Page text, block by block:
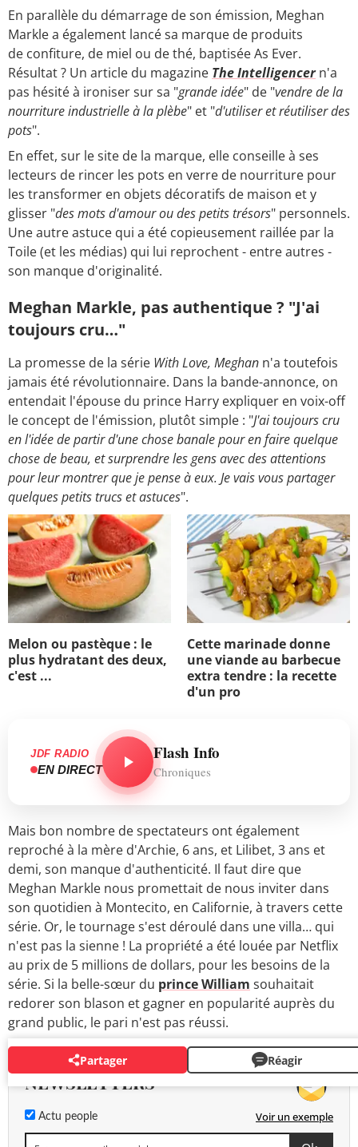
En parallèle du démarrage de son émission, Meghan
Markle a également lancé sa marque de produits
de confiture, de miel ou de thé, baptisée As Ever.
Résultat ? Un article du magazine The Intelligencern'a
pas hésité à ironiser sur sa "grande idée" de "vendre de la
nourriture industrielle à la plèbe" et "d'utiliser et réutiliser des
pots".
En effet, sur le site de la marque, elle conseille à ses
lecteurs de rincer les pots en verre de nourriture pour
les transformer en objets décoratifs de maison et y
glisser "des mots d'amour ou des petits trésors" personnels.
Une autre astuce qui a été copieusement raillée par la
Toile (et les médias) qui lui reprochent - entre autres -
son manque d'originalité.
Meghan Markle, pas authentique ? "J'ai
toujours cru…"
La promesse de la série With Love, Meghan n'a toutefois
jamais été révolutionnaire. Dans la bande-annonce, on
entendait l'épouse du prince Harry expliquer en voix-off
le concept de l'émission, plutôt simple : "J'ai toujours cru
en l'idée de partir d'une chose banale pour en faire quelque
chose de beau, et surprendre les gens avec des attentions
pour leur montrer que je pense à eux. Je vais vous partager
quelques petits trucs et astuces".
Melon ou pastèque : le
plus hydratant des deux,
c'est ...
Cette marinade donne
une viande au barbecue
extra tendre : la recette
d'un pro
JDF RADIO
EN DIRECT
Flash Info
Chroniques
Mais bon nombre de spectateurs ont également
reproché à la mère d'Archie, 6 ans, et Lilibet, 3 ans et
demi, son manque d'authenticité. Il faut dire que
Meghan Markle nous promettait de nous inviter dans
son quotidien à Montecito, en Californie, à travers cette
série. Or, le tournage s'est déroulé dans une villa… qui
n'est pas la sienne ! La propriété a été louée par Netflix
au prix de 5 millions de dollars, pour les besoins de la
série. Si la belle-sœur du prince William souhaitait
redorer son blason et gagner en popularité auprès du
grand public, le pari n'est pas réussi.
Partager Réagir
NEWSLETTERS
Actu people Voir un exemple